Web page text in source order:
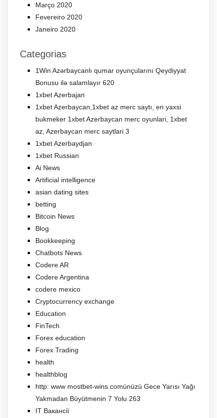
Março 2020
Fevereiro 2020
Janeiro 2020
Categorias
1Win Azərbaycanlı qumar oyunçularını Qeydiyyat
Bonusu ilə salamlayır 620
1xbet Azerbajan
1xbet Azerbaycan,1xbet az merc saytı, en yaxsi
bukmeker 1xbet Azerbaycan merc oyunlari, 1xbet
az, Azerbaycan merc saytlari 3
1xbet Azerbaydjan
1xbet Russian
Ai News
Artificial intelligence
asian dating sites
betting
Bitcoin News
Blog
Bookkeeping
Chatbots News
Codere AR
Codere Argentina
codere mexico
Cryptocurrency exchange
Education
FinTech
Forex education
Forex Trading
health
healthblog
http: www mostbet-wins.comünüzü Gece Yarısı Yağı
Yakmadan Büyütmenin 7 Yolu 263
IT Вакансії